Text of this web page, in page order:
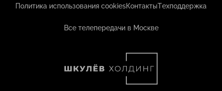
Политика использования cookiesКонтактыТехподдержка
Все телепередачи в Москве